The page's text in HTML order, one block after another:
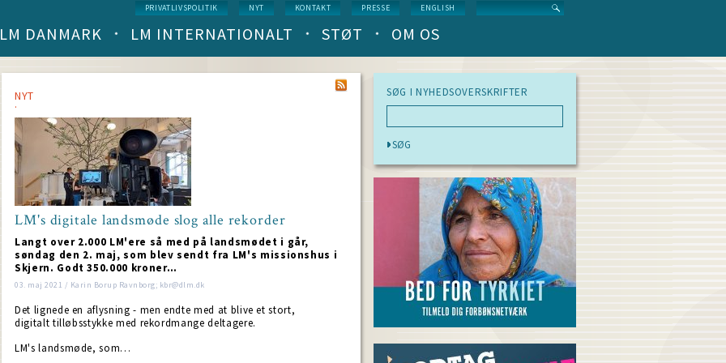
Service
menu
PRIVATLIVSPOLITIK NYT KONTAKT PRESSE ENGLISH
Main
(level
1)
LM DANMARK LM INTERNATIONALT STØT OM OS
NYT
LM's digitale landsmøde slog alle rekorder
Langt over 2.000 LM'ere så med på landsmødet i går,
søndag den 2. maj, som blev sendt fra LM's missionshus i
Skjern. Godt 350.000 kroner…
03. maj 2021 / Karin Borup Ravnborg; kbr@dlm.dk
Det lignede en aflysning - men endte med at blive et stort,
digitalt tilløbsstykke med rekordmange deltagere.
LM's landsmøde, som…
SØG I NYHEDSOVERSKRIFTER